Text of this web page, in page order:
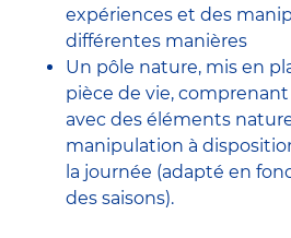
expériences et des
différentes manières
Un pôle nature, mis en
pièce de vie,
avec des éléments
manipulation à
la journée (adapté en
des saisons).